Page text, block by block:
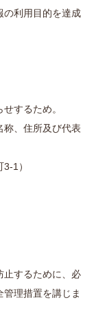
の利用目的を達成
するため。
称、住所及び代表
1）
止するために、必
理措置を講じま